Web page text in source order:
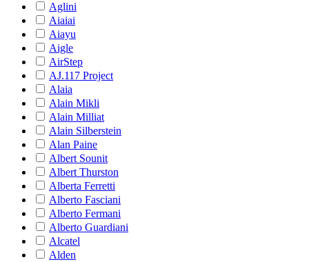
Aglini
Aiaiai
Aiayu
Aigle
AirStep
AJ.117 Project
Alaia
Alain Mikli
Alain Milliat
Alain Silberstein
Alan Paine
Albert Sounit
Albert Thurston
Alberta Ferretti
Alberto Fasciani
Alberto Fermani
Alberto Guardiani
Alcatel
Alden